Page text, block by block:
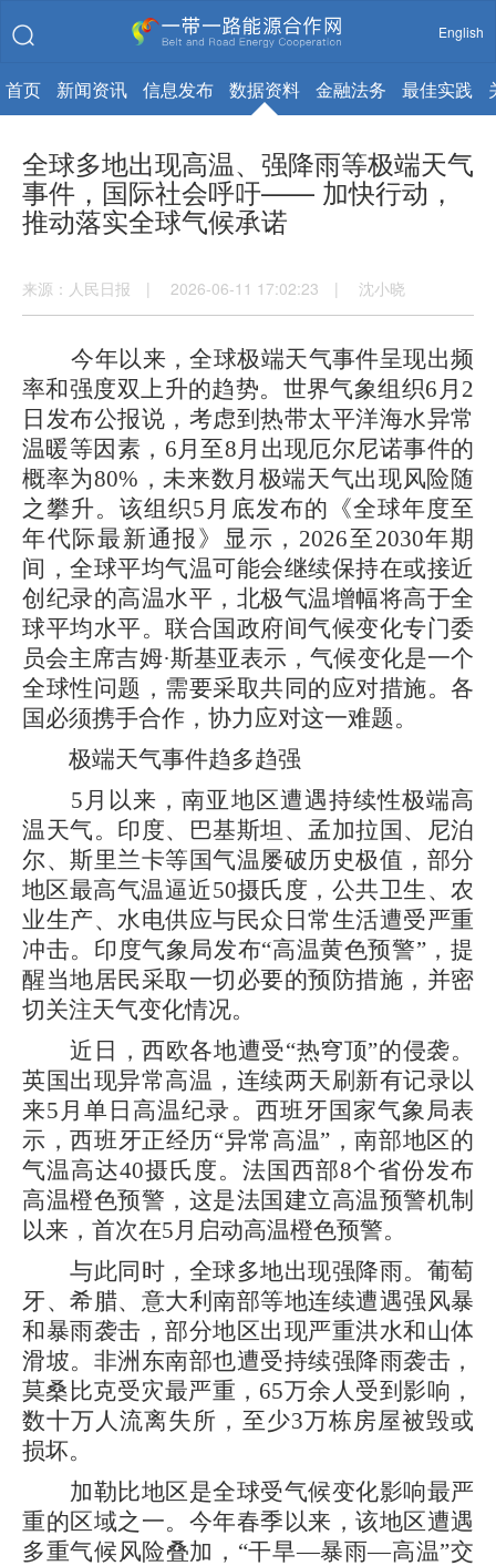
English
首页 新闻资讯 信息发布 数据资料 金融法务 最佳实践
全球多地出现高温、强降雨等极端天气
事件，国际社会呼吁—— 加快行动，
推动落实全球气候承诺
来源：人民日报 | 2026-06-11 17:02:23 | 沈小晓
今年以来，全球极端天气事件呈现出频
率和强度双上升的趋势。世界气象组织6月2
日发布公报说，考虑到热带太平洋海水异常
温暖等因素，6月至8月出现厄尔尼诺事件的
概率为80%，未来数月极端天气出现风险随
之攀升。该组织5月底发布的《全球年度至
年代际最新通报》显示，2026至2030年期
间，全球平均气温可能会继续保持在或接近
创纪录的高温水平，北极气温增幅将高于全
球平均水平。联合国政府间气候变化专门委
员会主席吉姆·斯基亚表示，气候变化是一个
全球性问题，需要采取共同的应对措施。各
国必须携手合作，协力应对这一难题。
极端天气事件趋多趋强
5月以来，南亚地区遭遇持续性极端高
温天气。印度、巴基斯坦、孟加拉国、尼泊
尔、斯里兰卡等国气温屡破历史极值，部分
地区最高气温逼近50摄氏度，公共卫生、农
业生产、水电供应与民众日常生活遭受严重
冲击。印度气象局发布“高温黄色预警”，提
醒当地居民采取一切必要的预防措施，并密
切关注天气变化情况。
近日，西欧各地遭受“热穹顶”的侵袭。
英国出现异常高温，连续两天刷新有记录以
来5月单日高温纪录。西班牙国家气象局表
示，西班牙正经历“异常高温”，南部地区的
气温高达40摄氏度。法国西部8个省份发布
高温橙色预警，这是法国建立高温预警机制
以来，首次在5月启动高温橙色预警。
与此同时，全球多地出现强降雨。葡萄
牙、希腊、意大利南部等地连续遭遇强风暴
和暴雨袭击，部分地区出现严重洪水和山体
滑坡。非洲东南部也遭受持续强降雨袭击，
莫桑比克受灾最严重，65万余人受到影响，
数十万人流离失所，至少3万栋房屋被毁或
损坏。
加勒比地区是全球受气候变化影响最严
重的区域之一。今年春季以来，该地区遭遇
多重气候风险叠加，“干旱—暴雨—高温”交